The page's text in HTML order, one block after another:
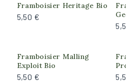
Plein soleil
Soleil du matin, Ombre de
Framboisier Heritage Bio
5,50 €
Framboisier Malling
Exploit Bio
5,50 €